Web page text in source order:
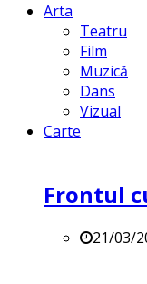
Arta
Teatru
Film
Muzică
Dans
Vizual
Carte
Frontul
21/03/